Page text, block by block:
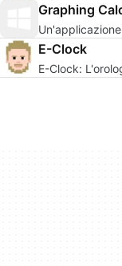
Graphing
E-Clock
E-Clock: